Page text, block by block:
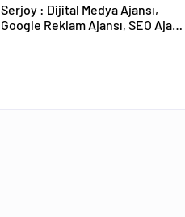
Serjoy : Dijital Medya Ajansı,
Google Reklam Ajansı, SEO Ajansı